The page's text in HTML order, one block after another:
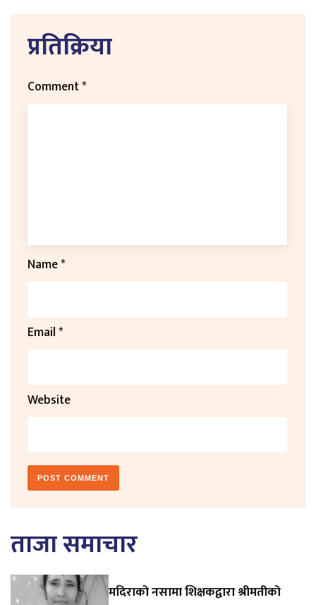
प्रतिक्रिया
Comment*
Name*
Email*
Website
ताजा समाचार
मदिराको नसामा शिक्षकद्वारा श्रीमतीको